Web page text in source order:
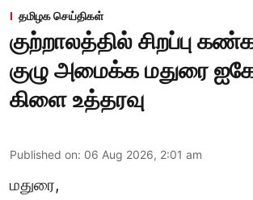
தமிழக செய்திகள்
குற்றாலத்தில் சிறப்பு
குழு அமைக்க மதுரை
கிளை உத்தரவு
Published on: 06 Aug 2026, 2:01 am
மதுரை,